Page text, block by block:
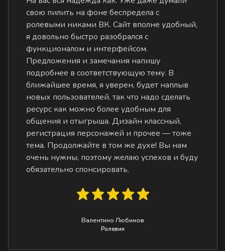
свою пилить на фоне беспредела с
ролевыми никами ВК. Сайт вполне удобный,
я довольно быстро разобрался с
функционалом и интерфейсом.
Предложения и замечания напишу
подробнее в соответствующую тему. В
ближайшее время, я уверен, будет наплыв
новых пользователей, так что надо сделать
ресурс как можно более удобным для
общения и отыгрыша. Дизайн классный,
регистрация персонажей и прочее — тоже
тема. Продолжайте в том же духе! Вы нам
очень нужны, поэтому желаю успехов и буду
обязательно спонсировать.
Валентино Любимов
Ролевик